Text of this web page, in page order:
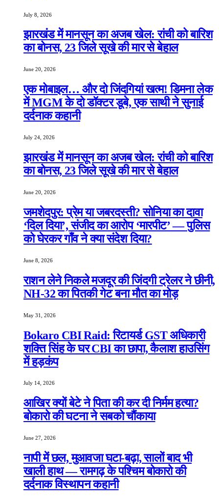
July 8, 2026
झारखंड में मानसून का अजब खेल: रांची को बारिश
का बोनस, 23 जिले सूखे की मार से बेहाल
June 20, 2026
एक मोबाइल… और दो जिंदगियां खत्म! डिमना लेक
में MGM के दो डॉक्टर डूबे, एक साथी ने सुनाई
दर्दनाक कहानी
July 24, 2026
झारखंड में मानसून का अजब खेल: रांची को बारिश
का बोनस, 23 जिले सूखे की मार से बेहाल
June 20, 2026
जमशेदपुर: प्रेम या जबरदस्ती? सोनिया का दावा
‘दिल दिया’, संजीद का आरोप ‘मारपीट’ — पुलिस
को घेरकर गाँव ने क्या संदेश दिया?
June 8, 2026
राशन लेने निकले मजदूर की जिंदगी ट्रेलर ने छीनी,
NH-32 का पितकी गेट बना मौत का मोड़
May 31, 2026
Bokaro CBI Raid: रिटायर्ड GST अधिकारी
शक्ति सिंह के घर CBI का छापा, कैलाश हाउसिंग
में हड़कंप
July 14, 2026
आखिर क्यों बेटे ने पिता की कर दी निर्मम हत्या?
बोकारो की घटना ने सबको चौंकाया
June 27, 2026
नापी में छल, मुआवजा घटा-बढ़ा, सालों बाद भी
खाली हाथ — रामगढ़ के पश्चिम बोकारो की
दर्दनाक विस्थापन कहानी